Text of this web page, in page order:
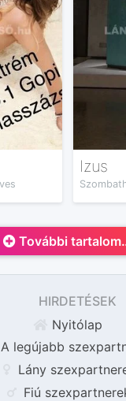
Izus
További
HIRDETÉSEK
Nyitólap
A legújabb
Lány
Fiú